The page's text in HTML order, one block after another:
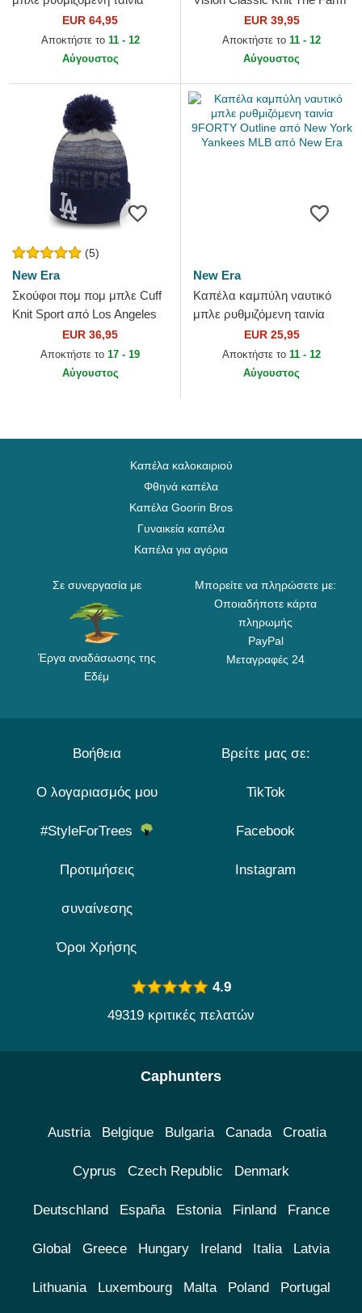
Cotton Chino Classic Sport
από Polo Ralph Lauren
EUR 64,95
Αποκτήστε το 11 - 12
Αύγουστος
Goorin Bros.EUR 39,95
Αποκτήστε το 11 - 12
Αύγουστος
(5)
New Era
Σκούφοι πομ πομ μπλε Cuff
Knit Sport από Los Angeles
Dodgers MLB από New Era
EUR 36,95
Αποκτήστε το 17 - 19
Αύγουστος
New Era
Καπέλα καμπύλη ναυτικό
μπλε ρυθμιζόμενη ταινία
9FORTY Outline από New
York Yankees MLB από New
EUR 25,95
Αποκτήστε το 11 - 12
Αύγουστος
Καπέλα καλοκαιριού
Φθηνά καπέλα
Καπέλα Goorin Bros
Γυναικεία καπέλα
Καπέλα για αγόρια
Σε συνεργασία με
Έργα αναδάσωσης της
Εδέμ
Μπορείτε να πληρώσετε με:
Οποιαδήποτε κάρτα
πληρωμής
PayPal
Μεταγραφές 24
Βοήθεια
Ο λογαριασμός μου
#StyleForTrees
Προτιμήσεις
συναίνεσης
Όροι Χρήσης
Βρείτε μας σε:
TikTok
Facebook
Instagram
4.9
49319 κριτικές πελατών
Caphunters
Austria Belgique Bulgaria Canada Croatia
Cyprus Czech Republic Denmark
Deutschland España Estonia Finland France
Global Greece Hungary Ireland Italia Latvia
Lithuania Luxembourg Malta Poland Portugal